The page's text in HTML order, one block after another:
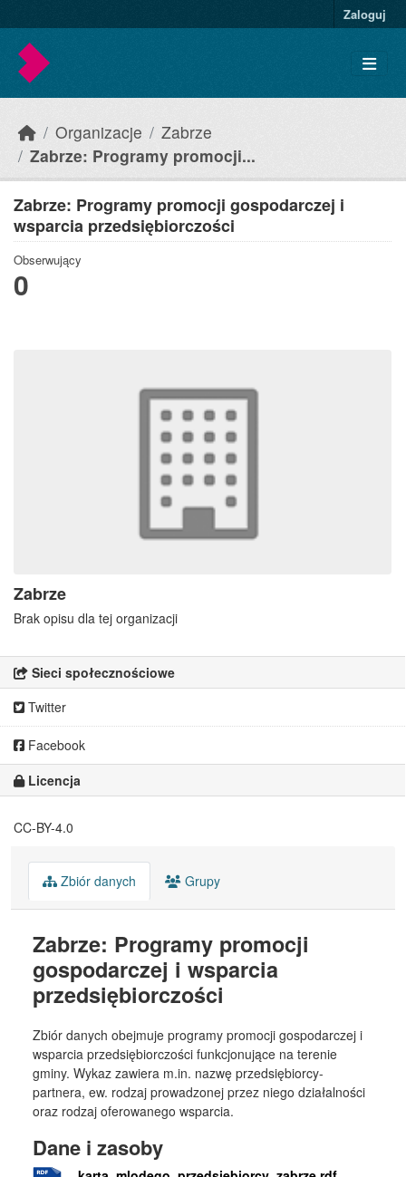
Zaloguj
Organizacje
Zabrze
Zabrze: Programy promocji...
Zabrze: Programy promocji gospodarczej i
wsparcia przedsiębiorczości
Obserwujący
0
Zabrze
Brak opisu dla tej organizacji
Sieci społecznościowe
Twitter
Facebook
Licencja
CC-BY-4.0
Zbiór danych Grupy
Zabrze: Programy promocji
gospodarczej i wsparcia
przedsiębiorczości
Zbiór danych obejmuje programy promocji gospodarczej i
wsparcia przedsiębiorczości funkcjonujące na terenie
gminy. Wykaz zawiera m.in. nazwę przedsiębiorcy-
partnera, ew. rodzaj prowadzonej przez niego działalności
oraz rodzaj oferowanego wsparcia.
Dane i zasoby